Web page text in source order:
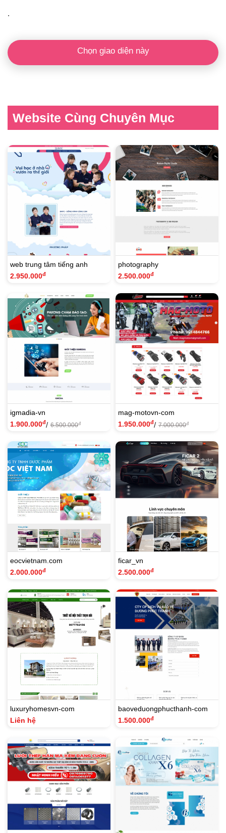
.
Chọn giao diện này
Website Cùng Chuyên Mục
web trung tâm tiếng anh
2.950.000đ
photography
2.500.000đ
igmadia-vn
1.900.000đ/ 6.500.000đ
mag-motovn-com
1.950.000đ/ 7.000.000đ
eocvietnam.com
2.000.000đ
ficar_vn
2.500.000đ
luxuryhomesvn-com
Liên hệ
baoveduongphucthanh-com
1.500.000đ